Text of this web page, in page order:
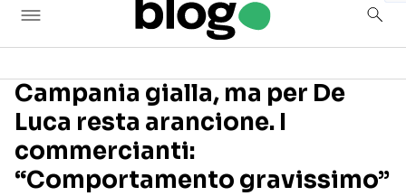
Seguici sui social
Campania gialla, ma per De
Luca resta arancione. I
commercianti:
“Comportamento gravissimo”